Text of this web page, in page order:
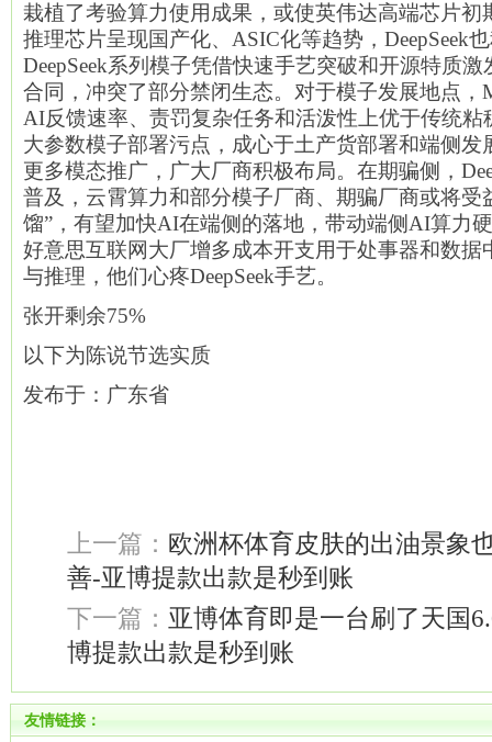
栽植了考验算力使用成果，或使英伟达高端芯片
推理芯片呈现国产化、ASIC化等趋势，DeepSeek
DeepSeek系列模子凭借快速手艺突破和开源特质
合同，冲突了部分禁闭生态。对于模子发展地点，
AI反馈速率、责罚复杂任务和活泼性上优于传统
大参数模子部署污点，成心于土产货部署和端侧发
更多模态推广，广大厂商积极布局。在期骗侧，
普及，云霄算力和部分模子厂商、期骗厂商或将受
馏”，有望加快AI在端侧的落地，带动端侧AI算力
好意思互联网大厂增多成本开支用于处事器和数据
与推理，他们心疼DeepSeek手艺。
张开剩余75%
以下为陈说节选实质
发布于：广东省
上一篇： 欧洲杯体育皮肤的出油景象
善-亚博提款出款是秒到账
下一篇： 亚博体育即是一台刷了天国
博提款出款是秒到账
友情链接：